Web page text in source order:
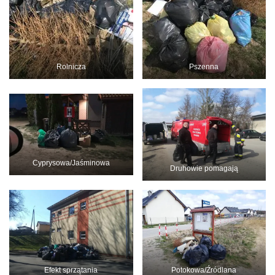
Rolnicza Pszenna
Cyprysowa/Jaśminowa
Druhowie pomagają
Efekt sprzątania Potokowa/Źródlana